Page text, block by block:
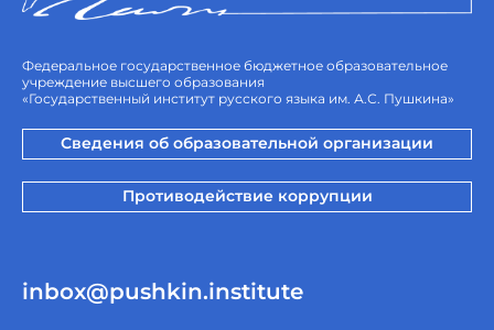
Федеральное государственное бюджетное образовательное
учреждение высшего образования
«Государственный институт русского языка им. А.С. Пушкина»
Сведения об образовательной организации
Противодействие коррупции
inbox@pushkin.institute